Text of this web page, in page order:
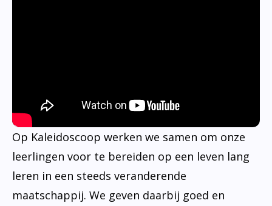
Op Kaleidoscoop werken we samen om onze
leerlingen voor te bereiden op een leven lang
leren in een steeds veranderende
maatschappij. We geven daarbij goed en